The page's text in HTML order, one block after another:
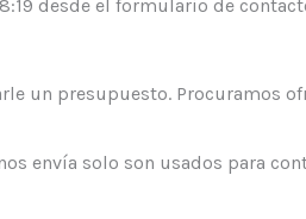
desde el formulario de
un presupuesto. Procuramos
envía solo son usados para